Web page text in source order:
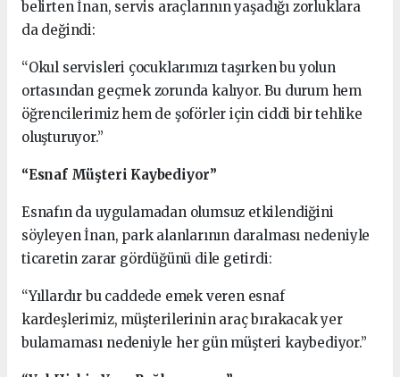
belirten İnan, servis araçlarının yaşadığı zorluklara
da değindi:
“Okul servisleri çocuklarımızı taşırken bu yolun
ortasından geçmek zorunda kalıyor. Bu durum hem
öğrencilerimiz hem de şoförler için ciddi bir tehlike
oluşturuyor.”
“Esnaf Müşteri Kaybediyor”
Esnafın da uygulamadan olumsuz etkilendiğini
söyleyen İnan, park alanlarının daralması nedeniyle
ticaretin zarar gördüğünü dile getirdi:
“Yıllardır bu caddede emek veren esnaf
kardeşlerimiz, müşterilerinin araç bırakacak yer
bulamaması nedeniyle her gün müşteri kaybediyor.”